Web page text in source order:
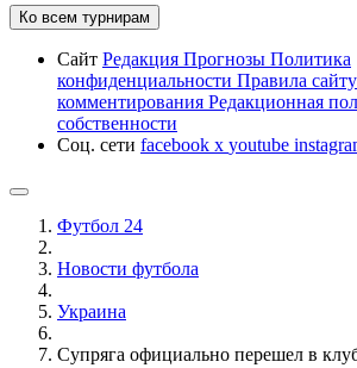
Ко всем турнирам
Сайт Редакция Прогнозы Политика
конфиденциальности Правила сайту
комментирования Редакционная
собственности
Соц. сети facebook x youtube
Футбол 24
Новости футбола
Украина
Супряга официально перешел в